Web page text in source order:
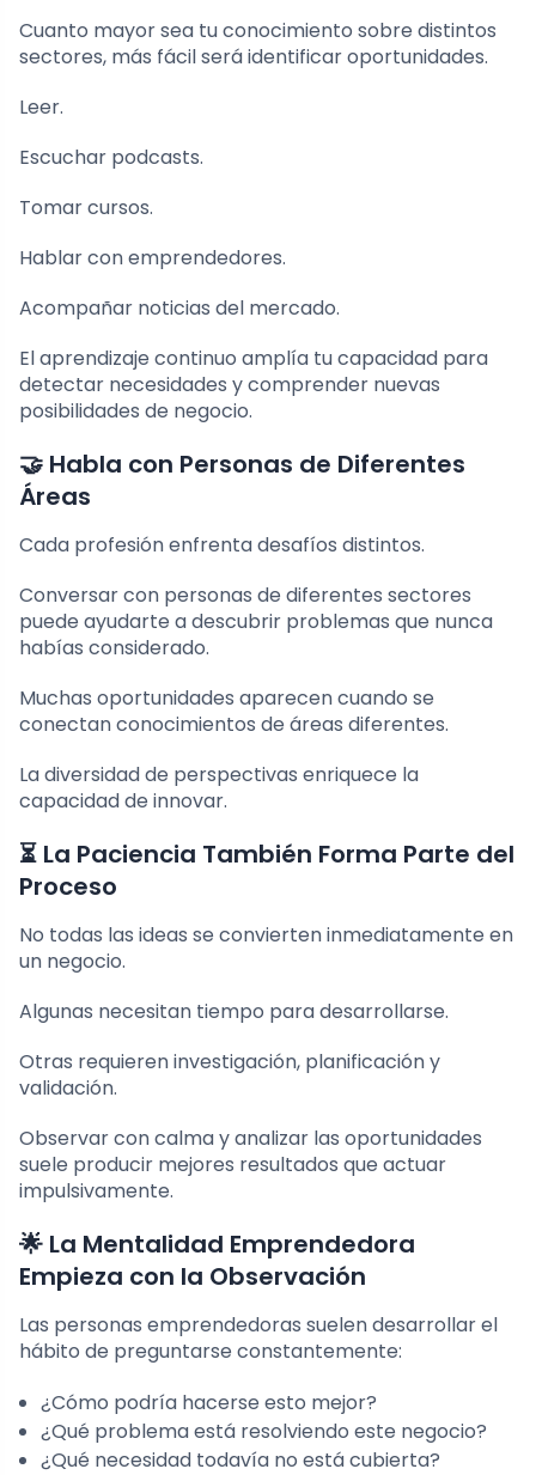
Cuanto mayor sea tu conocimiento sobre distintos
sectores, más fácil será identificar oportunidades.
Leer.
Escuchar podcasts.
Tomar cursos.
Hablar con emprendedores.
Acompañar noticias del mercado.
El aprendizaje continuo amplía tu capacidad para
detectar necesidades y comprender nuevas
posibilidades de negocio.
🤝 Habla con Personas de Diferentes
Áreas
Cada profesión enfrenta desafíos distintos.
Conversar con personas de diferentes sectores
puede ayudarte a descubrir problemas que nunca
habías considerado.
Muchas oportunidades aparecen cuando se
conectan conocimientos de áreas diferentes.
La diversidad de perspectivas enriquece la
capacidad de innovar.
⏳ La Paciencia También Forma Parte del
Proceso
No todas las ideas se convierten inmediatamente en
un negocio.
Algunas necesitan tiempo para desarrollarse.
Otras requieren investigación, planificación y
validación.
Observar con calma y analizar las oportunidades
suele producir mejores resultados que actuar
impulsivamente.
🌟 La Mentalidad Emprendedora
Empieza con la Observación
Las personas emprendedoras suelen desarrollar el
hábito de preguntarse constantemente:
¿Cómo podría hacerse esto mejor?
¿Qué problema está resolviendo este negocio?
¿Qué necesidad todavía no está cubierta?